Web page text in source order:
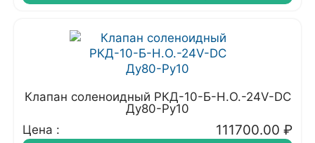
Клапан соленоидный РКД-10-Б-Н.О.-24V-DC
Ду80-Ру10
Цена :
111700.00 ₽